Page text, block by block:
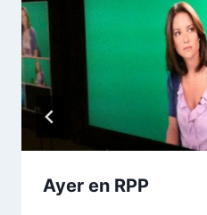
Ayer en RPP